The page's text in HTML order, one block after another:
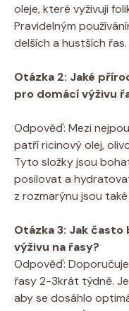
oleje, které vyživují
Pravidelným
delších a⁣ hustších​ řas.
Otázka 2: Jaké
⁤pro domácí výživu
Odpověď: Mezi
patří ricinový ⁢olej,
Tyto složky⁤ jsou
⁣posilovat a
z rozmarýnu⁤ jsou⁤
Otázka 3: Jak
‌výživu na ⁢řasy?
Odpověď:
řasy 2-3krát⁣ týdně.⁣
‍aby se dosáhlo‌